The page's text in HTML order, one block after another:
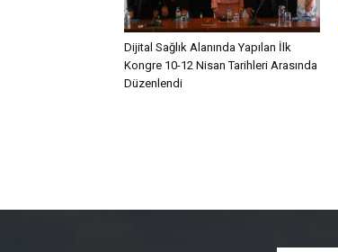
Dijital Sağlık Alanında Yapılan İlk
Kongre 10-12 Nisan Tarihleri Arasında
Düzenlendi